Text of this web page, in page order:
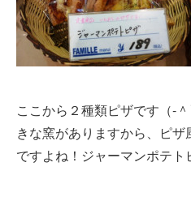
ここから２種類ピザです（‐
きな窯がありますから、ピ
ですよね！ジャーマンポテト